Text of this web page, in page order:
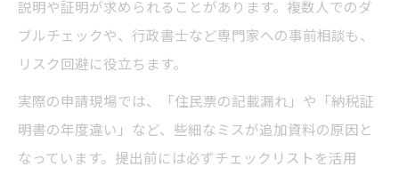
説明や証明が求められることがあります。複数人でのダ
ブルチェックや、行政書士など専門家への事前相談も、
リスク回避に役立ちます。
実際の申請現場では、「住民票の記載漏れ」や「納税証
明書の年度違い」など、些細なミスが追加資料の原因と
なっています。提出前には必ずチェックリストを活用